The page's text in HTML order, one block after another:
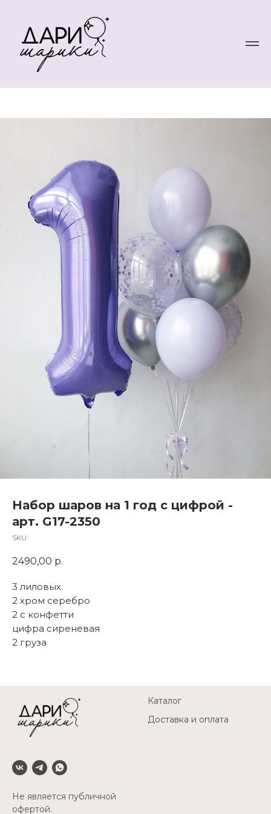
Набор шаров на 1 год с цифрой -
арт. G17-2350
SKU:
2490,00 р.
3 лиловых
2 хром серебро
2 с конфетти
цифра сиреневая
2 груза
Не является публичной
офертой.
Каталог
Доставка и оплата